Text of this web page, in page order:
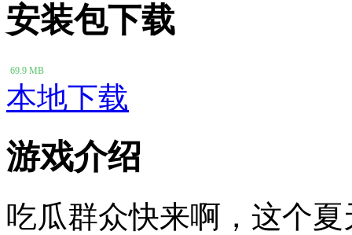
安装包下载
69.9 MB
本地下载
游戏介绍
吃瓜群众快来啊，这个